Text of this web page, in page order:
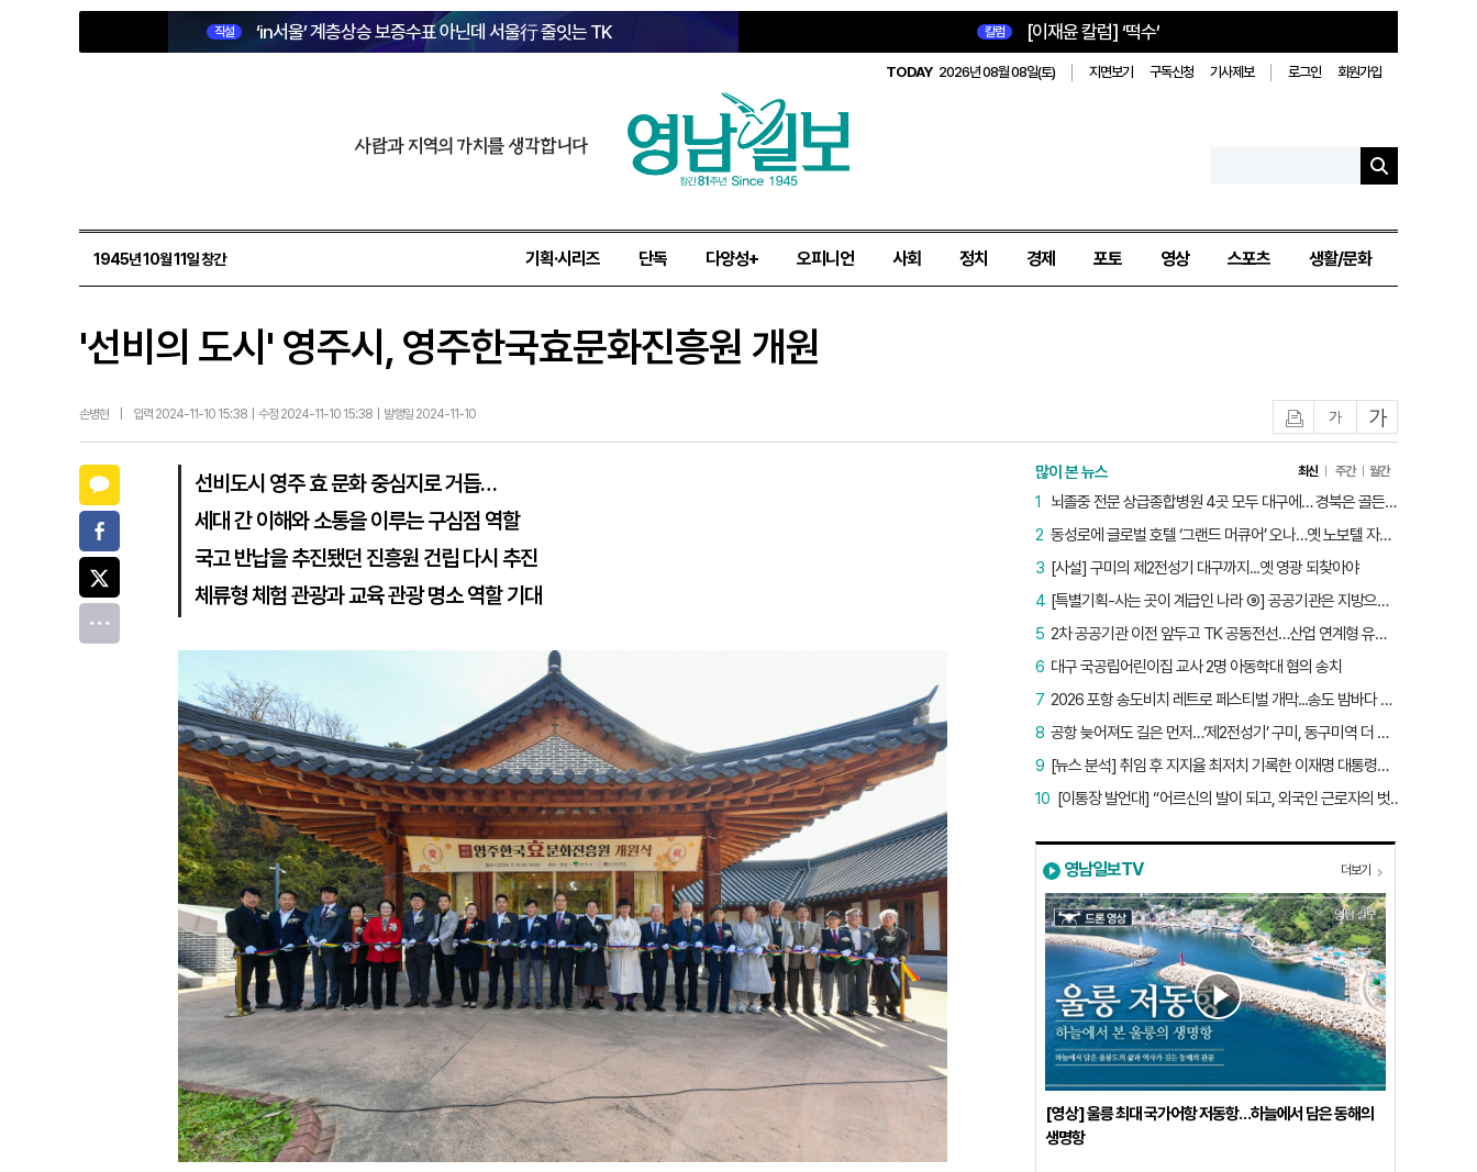
직설 ‘in서울’ 계층상승 보증수표 아닌데 서울行 줄잇는 TK 칼럼 [이재윤 칼럼] ‘떡수’
TODAY 2026년 08월 08일(토) 지면보기 구독신청 기사제보 로그인 회원가입
사람과 지역의 가치를 생각합니다
1945년 10월 11일 창간 기획·시리즈 단독 다양성+ 오피니언 사회 정치 경제 포토 영상 스포츠 생활/문화
'선비의 도시' 영주시, 영주한국효문화진흥원 개원
손병현 입력 2024-11-10 15:38 | 수정 2024-11-10 15:38 | 발행일 2024-11-10 글자작게글자크게
선비도시 영주 효 문화 중심지로 거듭…
세대 간 이해와 소통을 이루는 구심점 역할
국고 반납을 추진됐던 진흥원 건립 다시 추진
체류형 체험 관광과 교육 관광 명소 역할 기대
많이 본 뉴스 최신 주간 월간
뇌졸중 전문 상급종합병원 4곳 모두 대구에… 경북은 골든타임 사각지대
1
동성로에 글로벌 호텔 ‘그랜드 머큐어’ 오나…옛 노보텔 자리 사무실 개설
2
[사설] 구미의 제2전성기 대구까지...옛 영광 되찾아야
3
[특별기획-사는 곳이 계급인 나라 ⑨] 공공기관은 지방으로 왔지만, 그들이 사는 곳은 서울이었다
4
2차 공공기관 이전 앞두고 TK 공동전선…산업 연계형 유치 승부수
5
대구 국공립어린이집 교사 2명 아동학대 혐의 송치
6
2026 포항 송도비치 레트로 페스티벌 개막...송도 밤바다 달군 레트로 열기
7
공항 늦어져도 길은 먼저…‘제2전성기’ 구미, 동구미역 더 절실
8
[뉴스 분석] 취임 후 지지율 최저치 기록한 이재명 대통령…왜?
9
[이통장 발언대] “어르신의 발이 되고, 외국인 근로자의 벗이 되고”…박상철 이장의 ‘사람 농사’
10
영남일보TV 더보기
[영상] 울릉 최대 국가어항 저동항…하늘에서 담은 동해의
생명항